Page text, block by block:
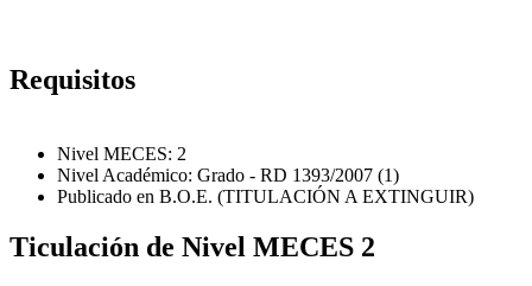
Requisitos
Nivel MECES: 2
Nivel Académico: Grado - RD 1393/2007 (1)
Publicado en B.O.E. (TITULACIÓN A EXTINGUIR)
Ticulación de Nivel MECES 2